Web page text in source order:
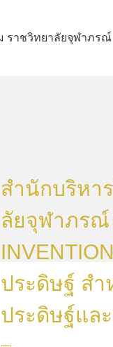
สำนักบริหา
ลัยจุฬาภรณ์
ประดิษฐ์ สำ
ประดิษฐ์แล